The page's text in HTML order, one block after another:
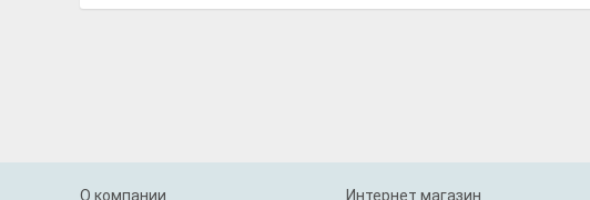
О компании Интернет магазин